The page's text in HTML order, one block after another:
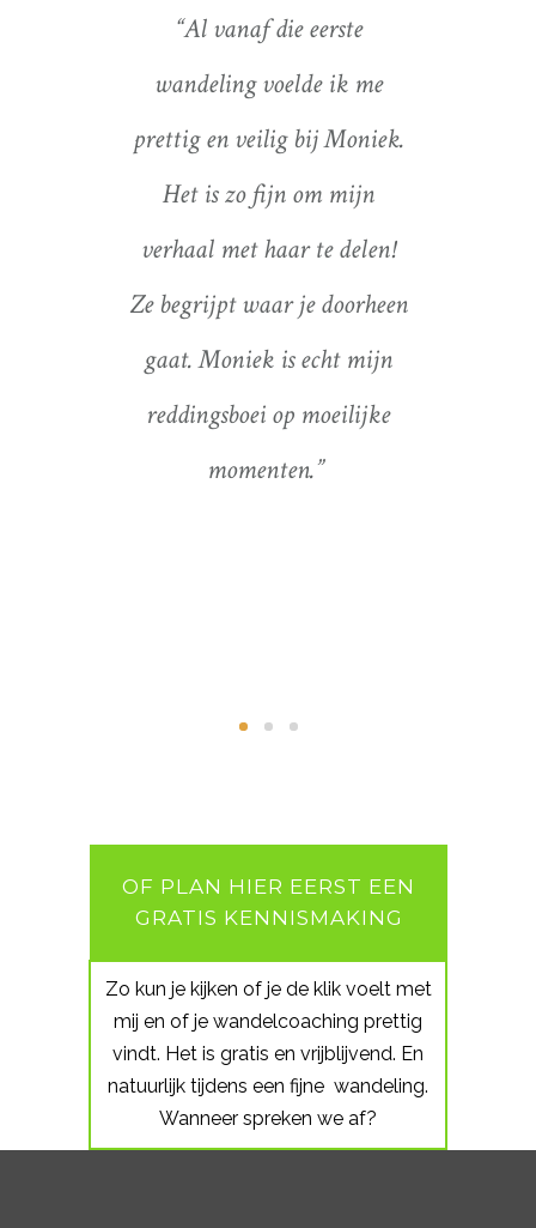
“Al vanaf die eerste
wandeling voelde ik me
prettig en veilig bij Moniek.
Het is zo fijn om mijn
verhaal met haar te delen!
Ze begrijpt waar je doorheen
gaat. Moniek is echt mijn
reddingsboei op moeilijke
momenten.”
OF PLAN HIER EERST EEN
GRATIS KENNISMAKING
Zo kun je kijken of je de klik voelt met
mij en of je wandelcoaching prettig
vindt. Het is gratis en vrijblijvend. En
natuurlijk tijdens een fijne wandeling.
Wanneer spreken we af?